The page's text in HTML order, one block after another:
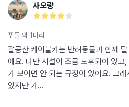
사오랑
푸들 외 1마리
팔공산 케이블카는 반려동물과 함께
에요. 다만 시설이 조금 노후되어 있고,
가 보이면 안 되는 규정이 있어요. 그래
었지만 가...